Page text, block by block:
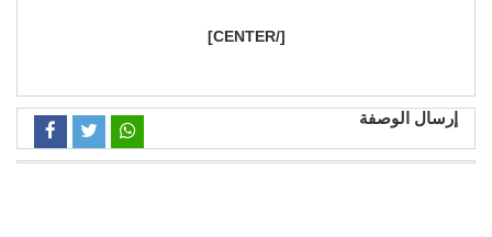
[/CENTER]
إرسال الوصفة